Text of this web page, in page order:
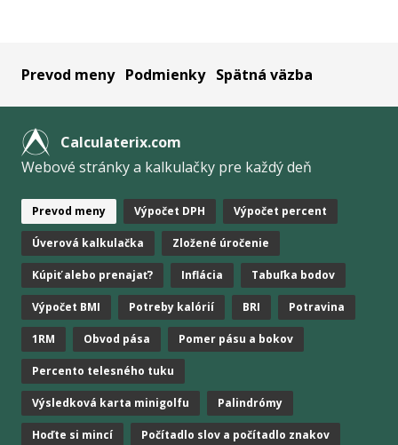
Prevod meny Podmienky Spätná väzba
Calculaterix.com
Webové stránky a kalkulačky pre každý deň
Prevod meny Výpočet DPH Výpočet percent
Úverová kalkulačka Zložené úročenie
Kúpiť alebo prenajať? Inflácia Tabuľka bodov
Výpočet BMI Potreby kalórií BRI Potravina
1RM Obvod pása Pomer pásu a bokov
Percento telesného tuku
Výsledková karta minigolfu Palindrómy
Hoďte si mincí Počítadlo slov a počítadlo znakov